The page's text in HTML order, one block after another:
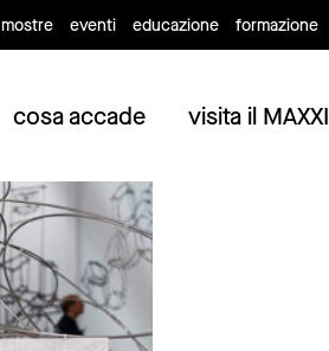
mostre eventi educazione formazione
cosa accade visita il MAXXI